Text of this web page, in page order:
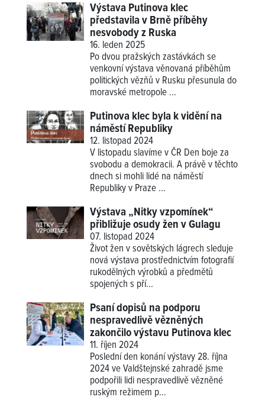
Výstava Putinova klec
představila v Brně příběhy
nesvobody z Ruska
16. leden 2025
Po dvou pražských zastávkách se
venkovní výstava věnovaná příběhům
politických vězňů v Rusku přesunula do
moravské metropole ...
Putinova klec byla k vidění na
náměstí Republiky
12. listopad 2024
V listopadu slavíme v ČR Den boje za
svobodu a demokracii. A právě v těchto
dnech si mohli lidé na náměstí
Republiky v Praze ...
Výstava „Nitky vzpomínek“
přibližuje osudy žen v Gulagu
07. listopad 2024
Život žen v sovětských lágrech sleduje
nová výstava prostřednictvím fotografií
rukodělných výrobků a předmětů
spojených s pří...
Psaní dopisů na podporu
nespravedlivě vězněných
zakončilo výstavu Putinova klec
11. říjen 2024
Poslední den konání výstavy 28. října
2024 ve Valdštejnské zahradě jsme
podpořili lidi nespravedlivě vězněné
ruským režimem p...